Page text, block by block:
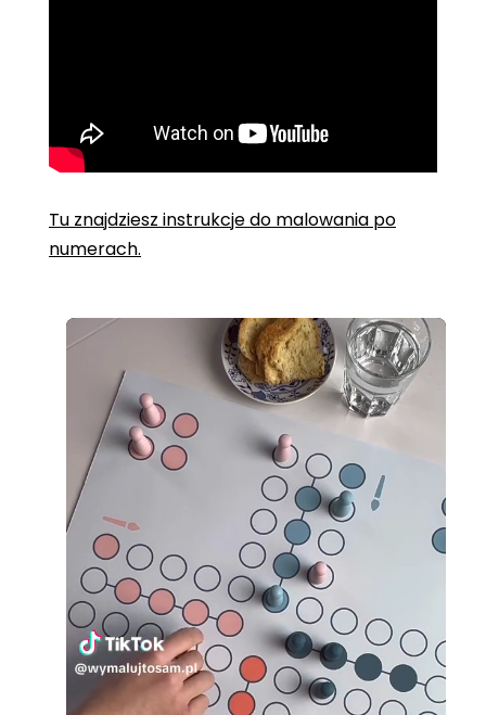
Tu znajdziesz instrukcje do malowania po
numerach.